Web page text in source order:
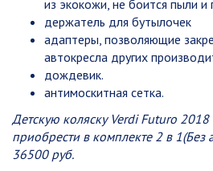
из экокожи, не боится пыли и
держатель для бутылочек
адаптеры, позволяющие
автокресла других
дождевик.
антимоскитная сетка.
Детскую коляску Verdi Futuro
приобрести в комплекте 2 в 1(Без
36500 руб.